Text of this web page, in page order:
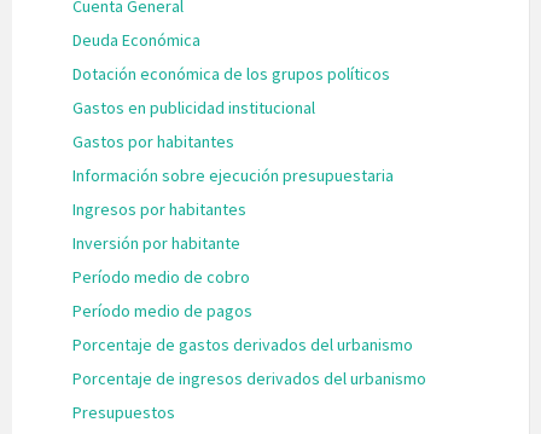
Cuenta General
Deuda Económica
Dotación económica de los grupos políticos
Gastos en publicidad institucional
Gastos por habitantes
Información sobre ejecución presupuestaria
Ingresos por habitantes
Inversión por habitante
Período medio de cobro
Período medio de pagos
Porcentaje de gastos derivados del urbanismo
Porcentaje de ingresos derivados del urbanismo
Presupuestos